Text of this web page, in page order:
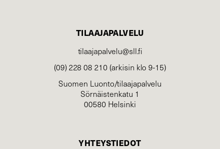
TILAAJAPALVELU
tilaajapalvelu@sll.fi
(09) 228 08 210 (arkisin klo 9-15)
Suomen Luonto/tilaajapalvelu
Sörnäistenkatu 1
00580 Helsinki
YHTEYSTIEDOT